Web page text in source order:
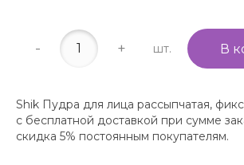
- + шт. В
Shik Пудра для лица рассыпчатая,
с бесплатной доставкой при сумме
скидка 5% постоянным покупателям.